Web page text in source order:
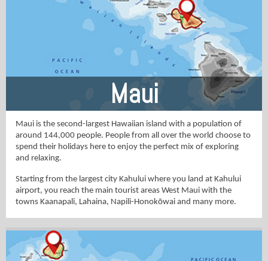
Maui
Maui is the second-largest Hawaiian island with a population of
around 144,000 people. People from all over the world choose to
spend their holidays here to enjoy the perfect mix of exploring
and relaxing.
Starting from the largest city Kahului where you land at Kahului
airport, you reach the main tourist areas West Maui with the
towns Kaanapali, Lahaina, Napili-Honokōwai and many more.